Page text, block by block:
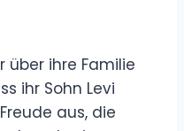
über ihre Familie
ihr Sohn Levi
aus, die